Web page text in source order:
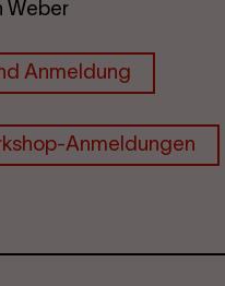
Weber
Anmeldung
Anmeldungen